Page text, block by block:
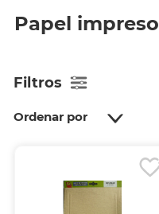
Papel impreso
Filtros
Ordenar por